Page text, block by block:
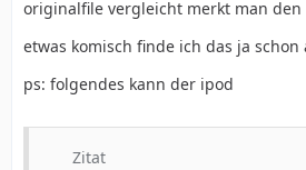
originalfile vergleicht merkt man den
etwas komisch finde ich das ja schon
ps: folgendes kann der ipod
Zitat